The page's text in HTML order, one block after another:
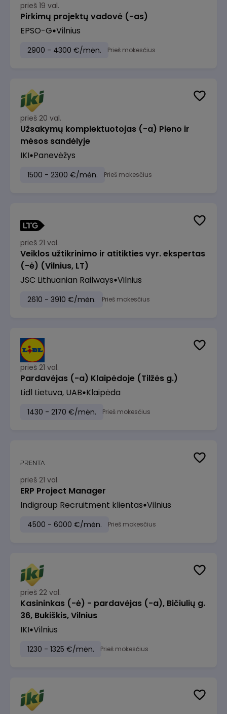
prieš 19 val.
Pirkimų projektų vadovė (-as)
EPSO-G Vilnius
2900 - 4300 €/mėn. Prieš mokesčius
prieš 20 val.
Užsakymų komplektuotojas (-a) Pieno ir
mėsos sandėlyje
IKI Panevėžys
1500 - 2300 €/mėn. Prieš mokesčius
prieš 21 val.
Veiklos užtikrinimo ir atitikties vyr. ekspertas
(-ė) (Vilnius, LT)
JSC Lithuanian Railways Vilnius
2610 - 3910 €/mėn. Prieš mokesčius
prieš 21 val.
Pardavėjas (-a) Klaipėdoje (Tilžės g.)
Lidl Lietuva, UAB Klaipėda
1430 - 2170 €/mėn. Prieš mokesčius
prieš 21 val.
ERP Project Manager
Indigroup Recruitment klientas Vilnius
4500 - 6000 €/mėn. Prieš mokesčius
prieš 22 val.
Kasininkas (-ė) - pardavėjas (-a), Bičiulių g.
36, Bukiškis, Vilnius
IKI Vilnius
1230 - 1325 €/mėn. Prieš mokesčius